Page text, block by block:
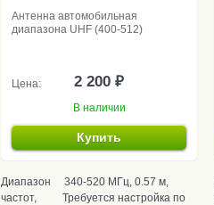
Антенна автомобильная
диапазона UHF (400-512)
Цена: 2 200 ₽
В наличии
Купить
Диапазон
частот,
340-520 МГц, 0.57 м,
Требуется настройка по